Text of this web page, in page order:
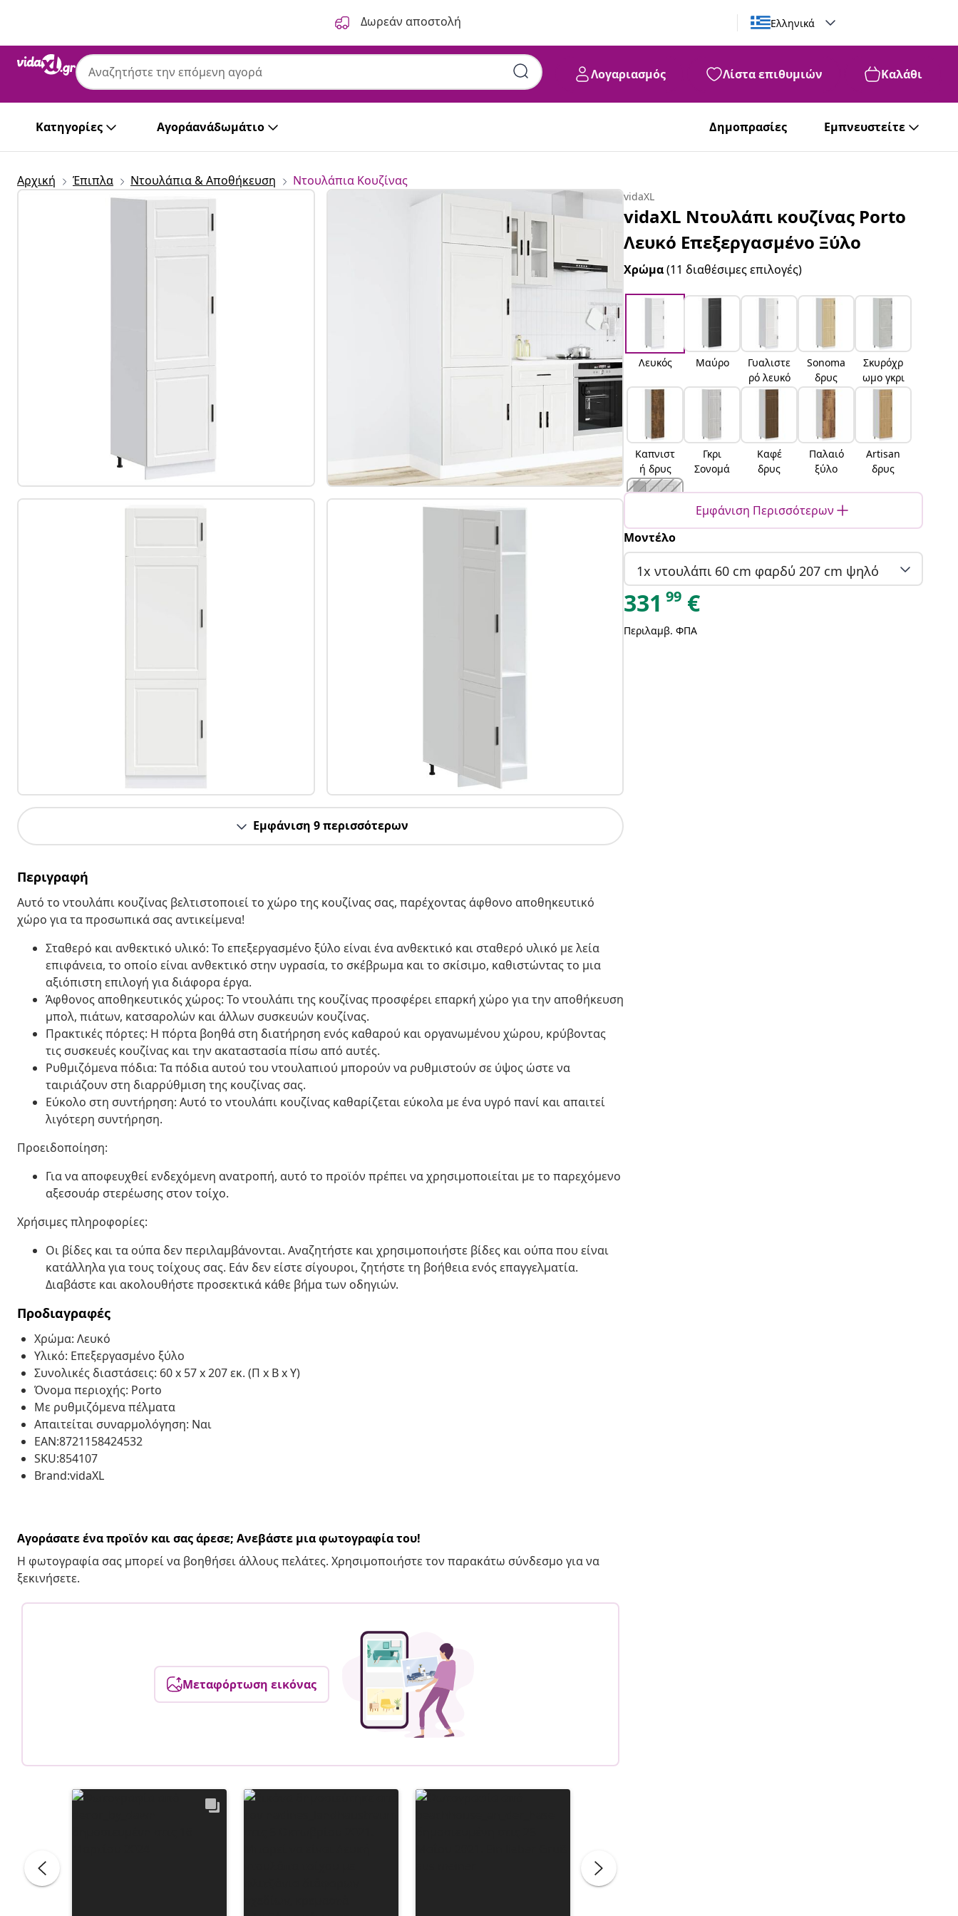
Δωρεάν αποστολή Ελληνικά
Λογαριασμός Λίστα επιθυμιών Καλάθι
Κατηγορίες Αγοράανάδωμάτιο Δημοπρασίες Εμπνευστείτε
Αρχική Έπιπλα Ντουλάπια & Αποθήκευση Ντουλάπια Κουζίνας
Εμφάνιση 9 περισσότερων
Περιγραφή
Αυτό το ντουλάπι κουζίνας βελτιστοποιεί το χώρο της κουζίνας σας, παρέχοντας άφθονο αποθηκευτικό
χώρο για τα προσωπικά σας αντικείμενα!
Σταθερό και ανθεκτικό υλικό: Το επεξεργασμένο ξύλο είναι ένα ανθεκτικό και σταθερό υλικό με λεία
επιφάνεια, το οποίο είναι ανθεκτικό στην υγρασία, το σκέβρωμα και το σκίσιμο, καθιστώντας το μια
αξιόπιστη επιλογή για διάφορα έργα.
Άφθονος αποθηκευτικός χώρος: Το ντουλάπι της κουζίνας προσφέρει επαρκή χώρο για την αποθήκευση
μπολ, πιάτων, κατσαρολών και άλλων συσκευών κουζίνας.
Πρακτικές πόρτες: Η πόρτα βοηθά στη διατήρηση ενός καθαρού και οργανωμένου χώρου, κρύβοντας
τις συσκευές κουζίνας και την ακαταστασία πίσω από αυτές.
Ρυθμιζόμενα πόδια: Τα πόδια αυτού του ντουλαπιού μπορούν να ρυθμιστούν σε ύψος ώστε να
ταιριάζουν στη διαρρύθμιση της κουζίνας σας.
Εύκολο στη συντήρηση: Αυτό το ντουλάπι κουζίνας καθαρίζεται εύκολα με ένα υγρό πανί και απαιτεί
λιγότερη συντήρηση.
Προειδοποίηση:
Για να αποφευχθεί ενδεχόμενη ανατροπή, αυτό το προϊόν πρέπει να χρησιμοποιείται με το παρεχόμενο
αξεσουάρ στερέωσης στον τοίχο.
Χρήσιμες πληροφορίες:
Οι βίδες και τα ούπα δεν περιλαμβάνονται. Αναζητήστε και χρησιμοποιήστε βίδες και ούπα που είναι
κατάλληλα για τους τοίχους σας. Εάν δεν είστε σίγουροι, ζητήστε τη βοήθεια ενός επαγγελματία.
Διαβάστε και ακολουθήστε προσεκτικά κάθε βήμα των οδηγιών.
Προδιαγραφές
Χρώμα: Λευκό
Υλικό: Επεξεργασμένο ξύλο
Συνολικές διαστάσεις: 60 x 57 x 207 εκ. (Π x Β x Υ)
Όνομα περιοχής: Porto
Με ρυθμιζόμενα πέλματα
Απαιτείται συναρμολόγηση: Ναι
EAN:8721158424532
SKU:854107
Brand:vidaXL
Αγοράσατε ένα προϊόν και σας άρεσε; Ανεβάστε μια φωτογραφία του!
Η φωτογραφία σας μπορεί να βοηθήσει άλλους πελάτες. Χρησιμοποιήστε τον παρακάτω σύνδεσμο για να
ξεκινήσετε.
Μεταφόρτωση εικόνας
vidaXL
vidaXL Ντουλάπι κουζίνας Porto
Λευκό Επεξεργασμένο Ξύλο
Χρώμα(11 διαθέσιμες επιλογές)
Λευκός Μαύρο
Γυαλιστε
ρό λευκό
Sonoma
δρυς
Σκυρόχρ
ωμο γκρι
Καπνιστ
ή δρυς
Γκρι
Σονομά
Καφέ
δρυς
Παλαιό
ξύλο
Artisan
δρυς
Μαύρη
Εμφάνιση Περισσότερων
Μοντέλο
1x ντουλάπι 60 cm φαρδύ 207 cm ψηλό
331 99 €
Περιλαμβ. ΦΠΑ